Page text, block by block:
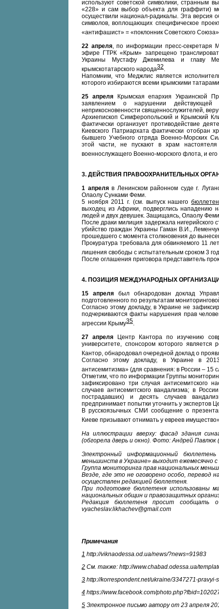
используют советской символики, странным
«228» и сам выбор объекта для граффити)
осуществили национал-радикалы. Эта версия
символов, воплощающих специфическое
«антифашист» = «поклонник Советского
22 апреля, по информации пресс-секретаря
эфире ГТРК «Крым» запрещено
Украины Мустафу Джемилева и главу
крымскотатарского народа32.
Напомним, что Меджлис является
которого избираются всеми крымскими
25 апреляКрымская епархия Украинской
заявлением о нарушении действующей
неприкосновенности священнослужителей,
Архиепископ Симферопольский и Крымский
фактически организует противодействие
Киевского Патриархата фактически отобран
бывшего Учебного отряда Военно-Морских
этой части, не пускают в храм настоятеля
военнослужащего Военно-морского флота, и
3. ДЕЙСТВИЯ ПРАВООХРАНИТЕЛЬНЫХ
1 апреляв Ленинском районном суде г.
Олаолу Сунками Феми.
5 ноября 2011 г. (см. выпуск нашего
выходец из Африки, подверглись нападению
людей и двух девушек. Защищаясь, Олаолу
После драки милиция задержала
убийство граждан Украины Гаман В.И.,
прошедшего с момента столкновения до
Прокуратура требовала для обвиняемого 11
лишения свободы с испытательным сроком 3
После оглашения приговора представитель
4. ПОЗИЦИЯ МЕЖДУНАРОДНЫХ
15 апрелябыл обнародован доклад
подготовленного по результатам
Согласно этому докладу, в Украине не
подчеркиваются факты нарушения прав
агрессии Крыму35.
27 апреля Центр Кантора по изучению
университете, спонсором которого
Кантор, обнародовал очередной доклад о
Согласно этому докладу, в Украине в
антисемитизма» (для сравнения: в России – 15
Отметим, что по информации Группы
зафиксировано три случая антисемитского
случаев антисемитского вандализма; в
пострадавших) и десять случаев
предпринимает попытки уточнить у экспертов
В русскоязычных СМИ сообщение о
Киеве призывают отнимать у евреев
На иллюстрации вверху: фасад здания
(обгорела дверь и окно). Фото: Андрей Павлюк
Электронный информационный
меньшинств в Украине» выходит ежемесячно с
Группа мониторинга прав национальных
Везде, где это не оговорено особо, перевод
осуществлен редакцией бюллетеня.
При подготовке бюллетеня использованы
национальных общин и правозащитных
Редакция бюллетеня просит сообщать
vyacheslav.likhachev@gmail.com
Примечания
1 http://viknaodessa.od.ua/news/?news=91983
2 См. также: http://www.chabad.odessa.ua/
3 http://korrespondent.net/ukraine/3347271-
4 https://www.facebook.com/
5 Электронное письмо автору от 23 апреля